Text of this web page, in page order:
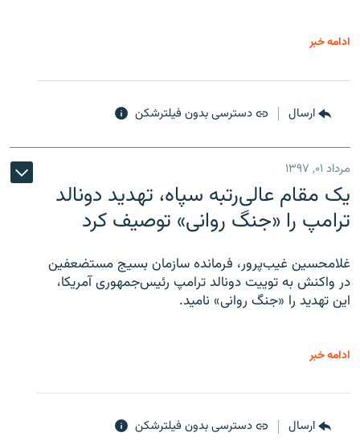
ادامه خبر
ارسال دسترسی بدون فیلترشکن
مرداد ۰۱, ۱۳۹۷
یک مقام عالی‌رتبه سپاه، تهدید دونالد
ترامپ را «جنگ روانی» توصیف کرد
غلامحسین غیب‌پرور، فرمانده سازمان بسیج مستضعفین
در واکنش به توییت دونالد ترامپ رئیس‌جمهوری آمریکا،
این تهدید را «جنگ روانی» نامید.
ادامه خبر
ارسال دسترسی بدون فیلترشکن